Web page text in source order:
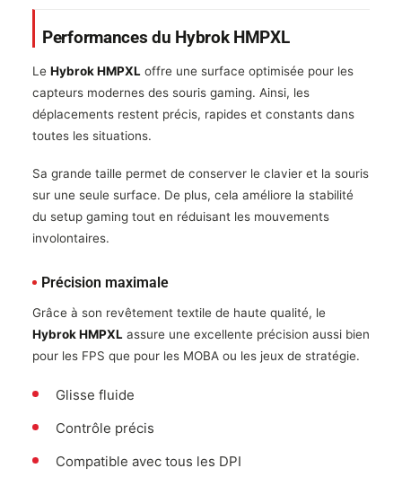
Performances du Hybrok HMPXL
Le Hybrok HMPXL offre une surface optimisée pour les
capteurs modernes des souris gaming. Ainsi, les
déplacements restent précis, rapides et constants dans
toutes les situations.
Sa grande taille permet de conserver le clavier et la souris
sur une seule surface. De plus, cela améliore la stabilité
du setup gaming tout en réduisant les mouvements
involontaires.
Précision maximale
Grâce à son revêtement textile de haute qualité, le
Hybrok HMPXL assure une excellente précision aussi bien
pour les FPS que pour les MOBA ou les jeux de stratégie.
Glisse fluide
Contrôle précis
Compatible avec tous les DPI